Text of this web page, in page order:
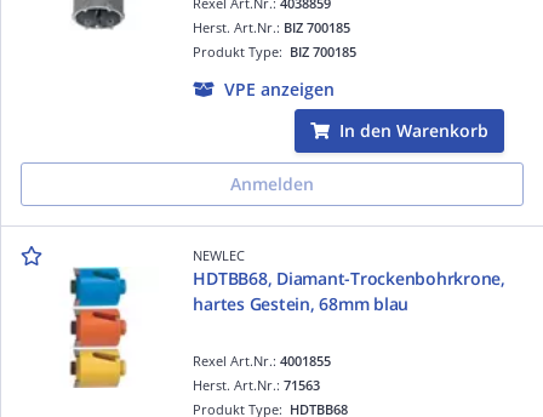
Produkt Type: BIZ 700185
Herst. Art.Nr.: BIZ 700185
VPE anzeigen
In den Warenkorb
Anmelden
NEWLEC
HDTBB68, Diamant-Trockenbohrkrone,
hartes Gestein, 68mm blau
Rexel Art.Nr.:4001855
Produkt Type: HDTBB68
Herst. Art.Nr.:71563